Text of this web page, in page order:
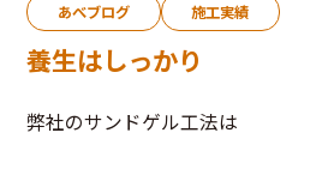
あべブログ 施工実績
養生はしっかり
弊社のサンドゲル工法は